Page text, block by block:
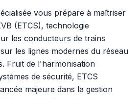
vous prépare à maîtriser
(ETCS), technologie
les conducteurs de trains
les lignes modernes du réseau
Fruit de l'harmonisation
de sécurité, ETCS
majeure dans la gestion